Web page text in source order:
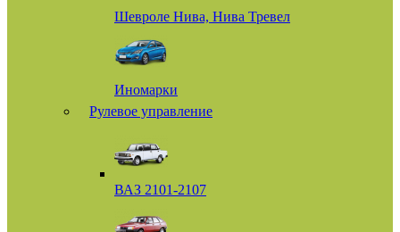
Шевроле Нива, Нива Тревел
Иномарки
Рулевое управление
ВАЗ 2101-2107